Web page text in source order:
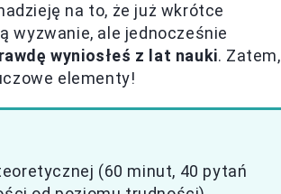
na to, że już wkrótce
wyzwanie, ale jednocześnie
wyniosłeś z lat nauki. Zatem,
elementy!
(60 minut, 40 pytań